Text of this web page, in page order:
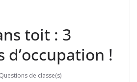
toit : 3
d’occupation !
Questions de classe(s)